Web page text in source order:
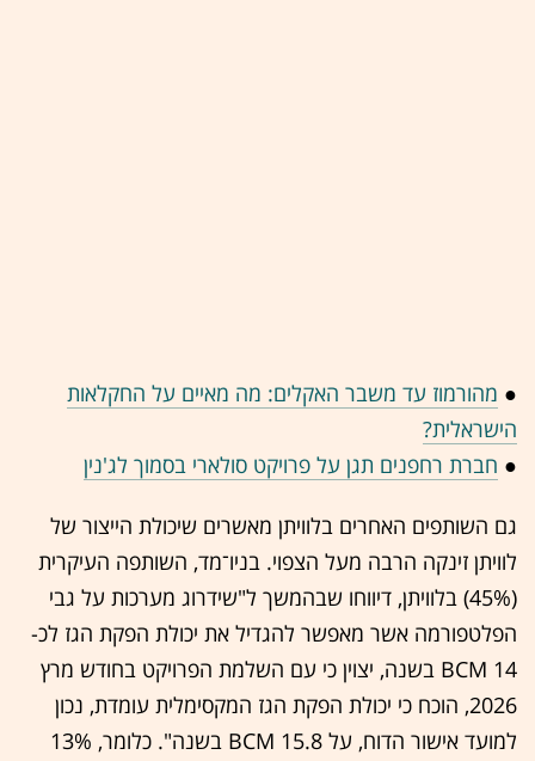
● מהורמוז עד משבר האקלים: מה מאיים על החקלאות
הישראלית?
● חברת רחפנים תגן על פרויקט סולארי בסמוך לג'נין
גם השותפים האחרים בלוויתן מאשרים שיכולת הייצור של
לוויתן זינקה הרבה מעל הצפוי. בניו־מד, השותפה העיקרית
(45%) בלוויתן, דיווחו שבהמשך ל"שידרוג מערכות על גבי
הפלטפורמה אשר מאפשר להגדיל את יכולת הפקת הגז לכ-
BCM 14 בשנה, יצוין כי עם השלמת הפרויקט בחודש מרץ
2026, הוכח כי יכולת הפקת הגז המקסימלית עומדת, נכון
למועד אישור הדוח, על 15.8 BCM בשנה". כלומר, 13%